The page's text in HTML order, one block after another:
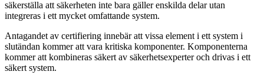
säkerställa att säkerheten inte bara gäller enskilda delar utan
integreras i ett mycket omfattande system.
Antagandet av certifiering innebär att vissa element i ett system i
slutändan kommer att vara kritiska komponenter. Komponenterna
kommer att kombineras säkert av säkerhetsexperter och drivas i ett
säkert system.